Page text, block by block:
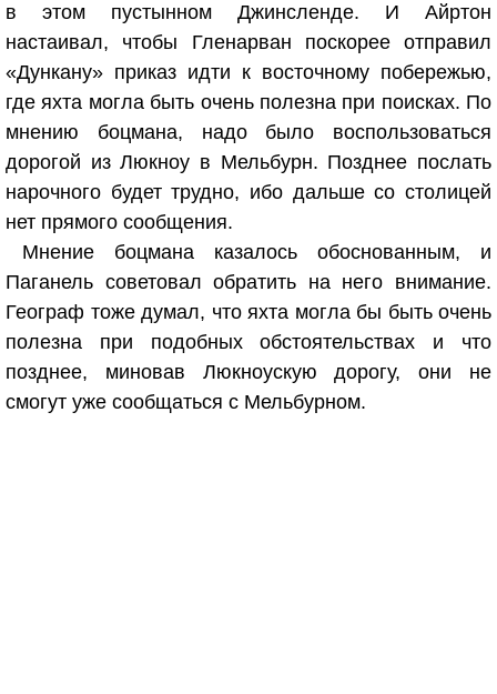
в этом пустынном Джинсленде. И Айртон
настаивал, чтобы Гленарван поскорее отправил
«Дункану» приказ идти к восточному побережью,
где яхта могла быть очень полезна при поисках. По
мнению боцмана, надо было воспользоваться
дорогой из Люкноу в Мельбурн. Позднее послать
нарочного будет трудно, ибо дальше со столицей
нет прямого сообщения.
Мнение боцмана казалось обоснованным, и
Паганель советовал обратить на него внимание.
Географ тоже думал, что яхта могла бы быть очень
полезна при подобных обстоятельствах и что
позднее, миновав Люкноускую дорогу, они не
смогут уже сообщаться с Мельбурном.